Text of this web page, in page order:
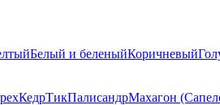
Белый и беленыйКоричневый
КедрТикПалисандрМахагон